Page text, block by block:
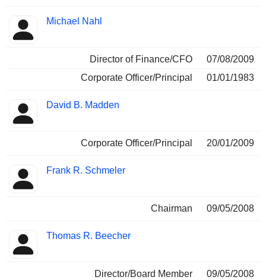
Michael Nahl
Director of Finance/CFO
07/08/2009
Corporate Officer/Principal
01/01/1983
David B. Madden
Corporate Officer/Principal 20/01/2009
Frank R. Schmeler
Chairman 09/05/2008
Thomas R. Beecher
Director/Board Member 09/05/2008